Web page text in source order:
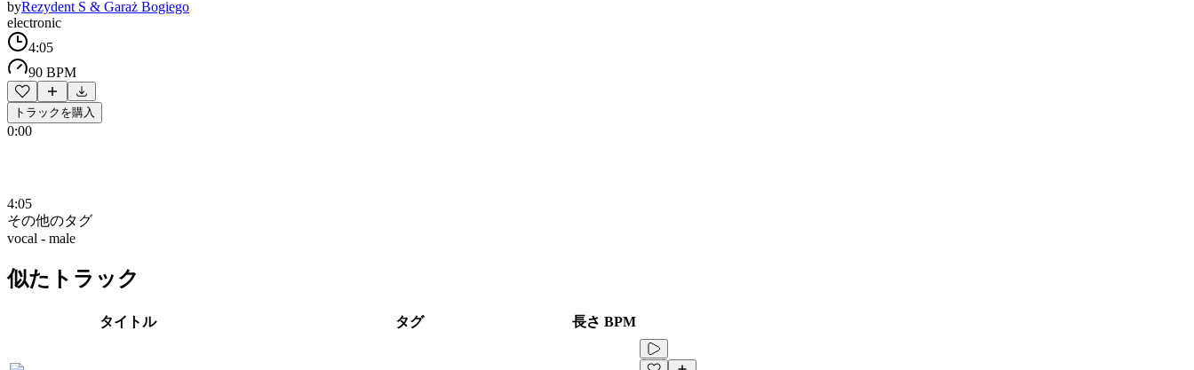
byRezydent S & Garaż Bogiego
electronic
4:05
90 BPM
トラックを購入
0:00
4:05
その他のタグ
vocal - male
似たトラック
タイトル タグ 長さ BPM